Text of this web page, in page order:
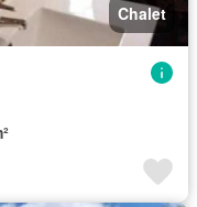
Chalet